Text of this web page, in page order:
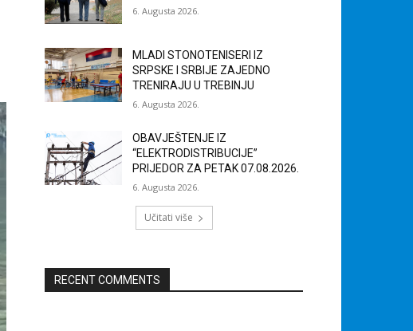
6. Augusta 2026.
MLADI STONOTENISERI IZ
SRPSKE I SRBIJE ZAJEDNO
TRENIRAJU U TREBINJU
6. Augusta 2026.
OBAVJEŠTENJE IZ
“ELEKTRODISTRIBUCIJE”
PRIJEDOR ZA PETAK 07.08.2026.
6. Augusta 2026.
Učitati više
RECENT COMMENTS